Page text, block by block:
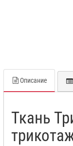
Описание
Ткань